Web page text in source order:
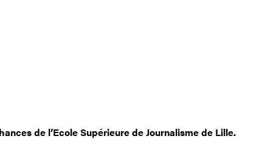
de l’Ecole Supérieure de Journalisme de Lille.